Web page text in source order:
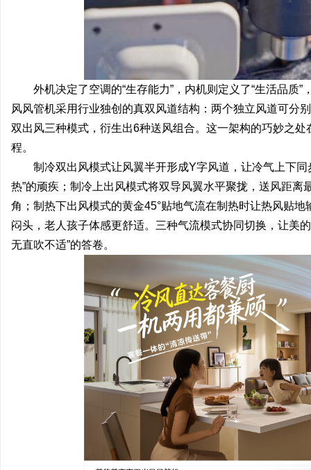
外机决定了空调的“生存能力”，内机则定义了“生活品质
风风管机采用行业独创的真双风道结构：两个独立风道可分
双出风三种模式，衍生出6种送风组合。这一架构的巧妙之
程。
制冷双出风模式让风翼半开形成Y字风道，让冷气上下
热”的顽疾；制冷上出风模式将双导风翼水平聚拢，送风距
角；制热下出风模式的黄金45°贴地气流在制热时让热风贴
闷头，老人孩子体感更舒适。三种气流模式协同切换，让美
无直吹不适”的答卷。